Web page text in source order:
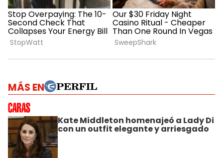
MÁS EN
Kate Middleton homenajeó a Lady Di
con un outfit elegante y arriesgado